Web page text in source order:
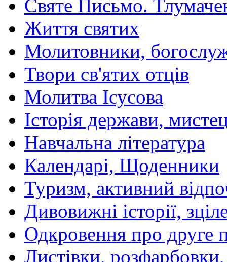
Святе Письмо.
Життя святих
Молитовники,
Твори св'ятих отців
Молитва Ісусова
Історія держави,
Навчальна література
Календарі, Щоденники
Туризм, активний
Дивовижні історії,
Одкровення про друге
Листівки,